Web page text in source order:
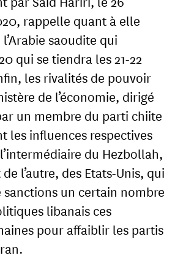
rappelle quant à elle
saoudite qui
qui se tiendra les 21-22
les rivalités de pouvoir
de l’économie, dirigé
un membre du parti chiite
les influences respectives
du Hezbollah,
l’autre, des Etats-Unis, qui
un certain nombre
libanais ces
pour affaiblir les partis